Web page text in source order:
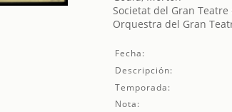
Societat del Gran Teatre
Orquestra del Gran
Fecha:
Descripción:
Temporada:
Nota: